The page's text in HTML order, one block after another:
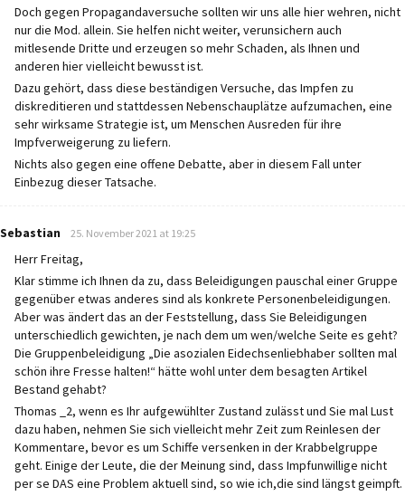
Doch gegen Propagandaversuche sollten wir uns alle hier wehren, nicht
nur die Mod. allein. Sie helfen nicht weiter, verunsichern auch
mitlesende Dritte und erzeugen so mehr Schaden, als Ihnen und
anderen hier vielleicht bewusst ist.
Dazu gehört, dass diese beständigen Versuche, das Impfen zu
diskreditieren und stattdessen Nebenschauplätze aufzumachen, eine
sehr wirksame Strategie ist, um Menschen Ausreden für ihre
Impfverweigerung zu liefern.
Nichts also gegen eine offene Debatte, aber in diesem Fall unter
Einbezug dieser Tatsache.
Sebastian says:
25. November 2021 at 19:25
Herr Freitag,
Klar stimme ich Ihnen da zu, dass Beleidigungen pauschal einer Gruppe
gegenüber etwas anderes sind als konkrete Personenbeleidigungen.
Aber was ändert das an der Feststellung, dass Sie Beleidigungen
unterschiedlich gewichten, je nach dem um wen/welche Seite es geht?
Die Gruppenbeleidigung „Die asozialen Eidechsenliebhaber sollten mal
schön ihre Fresse halten!“ hätte wohl unter dem besagten Artikel
Bestand gehabt?
Thomas _2, wenn es Ihr aufgewühlter Zustand zulässt und Sie mal Lust
dazu haben, nehmen Sie sich vielleicht mehr Zeit zum Reinlesen der
Kommentare, bevor es um Schiffe versenken in der Krabbelgruppe
geht. Einige der Leute, die der Meinung sind, dass Impfunwillige nicht
per se DAS eine Problem aktuell sind, so wie ich,die sind längst geimpft.